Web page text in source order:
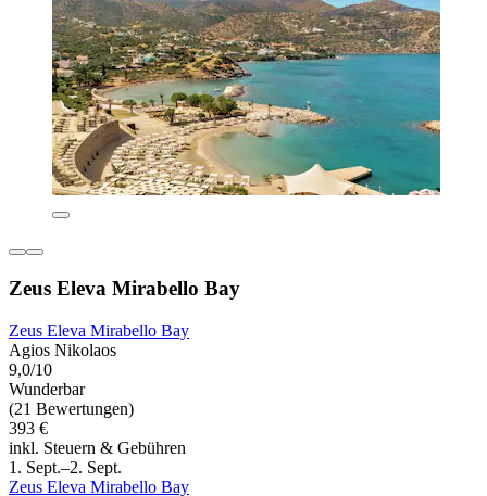
Zeus Eleva Mirabello Bay
Zeus Eleva Mirabello Bay
Agios Nikolaos
9,0/10
Wunderbar
(21 Bewertungen)
393 €
inkl. Steuern & Gebühren
1. Sept.–2. Sept.
Zeus Eleva Mirabello Bay